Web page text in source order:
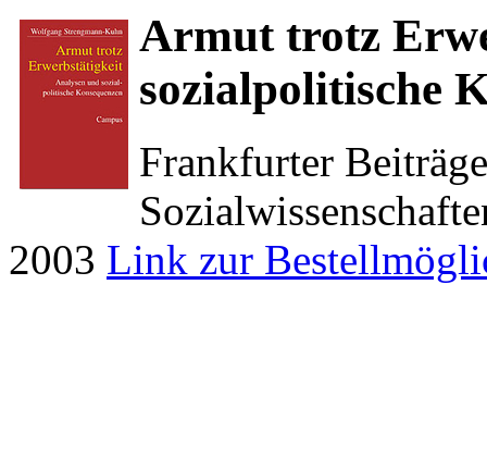
Armut trotz
sozialpolitische
Frankfurter
2003 Link zur